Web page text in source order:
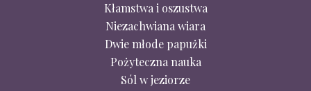
Kłamstwa i oszustwa
Niezachwiana wiara
Dwie młode papużki
Pożyteczna nauka
Sól w jeziorze